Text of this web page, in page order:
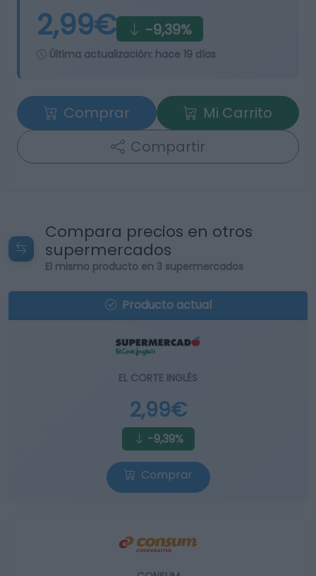
2,99€ -9,39%
Última actualización: hace 19 días
Comprar
Mi Carrito
Compartir
Compara precios en otros
supermercados
El mismo producto en 3 supermercados
Producto actual
EL CORTE INGLÉS
2,99€
-9,39%
Comprar